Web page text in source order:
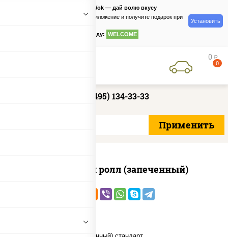
PizzaSushiWok — дай волю вкусу
Скачайте приложение и получите подарок при
по промокоду: WELCOME
Установить
0 руб
0
+7 (495) 134-33-33
Чили чикен ролл (запеченный)